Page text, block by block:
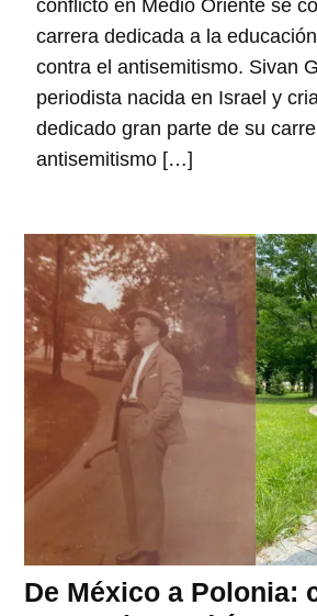
conflicto en Medio Oriente se
carrera dedicada a la
contra el antisemitismo. Sivan
periodista nacida en Israel y
dedicado gran parte de su
antisemitismo […]
De México a Polonia: